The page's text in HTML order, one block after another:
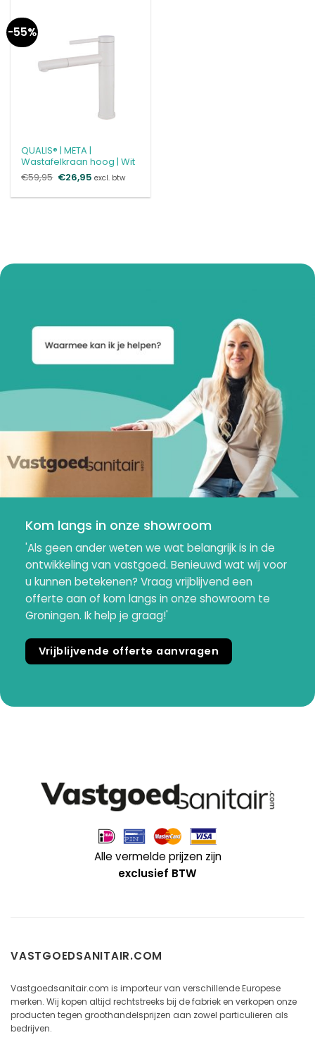
-55%
QUALIS® | META |
Wastafelkraan hoog | Wit
€59,95 Oorspronkelijke
€59,95.
€26,95 Huidige
€26,95.
excl. btw
Kom langs in onze showroom
'Als geen ander weten we wat belangrijk is in de
ontwikkeling van vastgoed. Benieuwd wat wij voor
u kunnen betekenen? Vraag vrijblijvend een
offerte aan of kom langs in onze showroom te
Groningen. Ik help je graag!'
Vrijblijvende offerte aanvragen
Alle vermelde prijzen zijn
exclusief BTW
VASTGOEDSANITAIR.COM
Vastgoedsanitair.com is importeur van verschillende Europese
merken. Wij kopen altijd rechtstreeks bij de fabriek en verkopen onze
producten tegen groothandelsprijzen aan zowel particulieren als
bedrijven.